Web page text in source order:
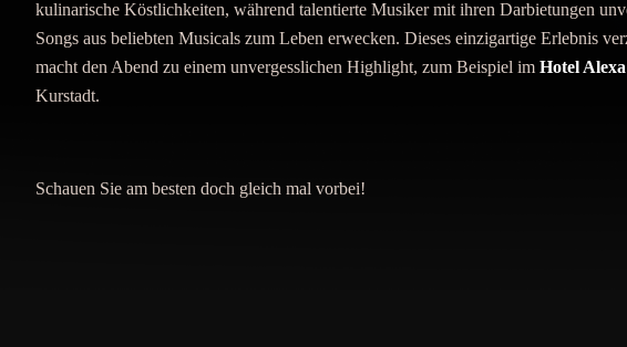
kulinarische Köstlichkeiten, während talentierte Musiker mit ihren Darbietungen
Songs aus beliebten Musicals zum Leben erwecken. Dieses einzigartige Erlebnis
macht den Abend zu einem unvergesslichen Highlight, zum Beispiel im Hotel Alexa
Kurstadt.
Schauen Sie am besten doch gleich mal vorbei!